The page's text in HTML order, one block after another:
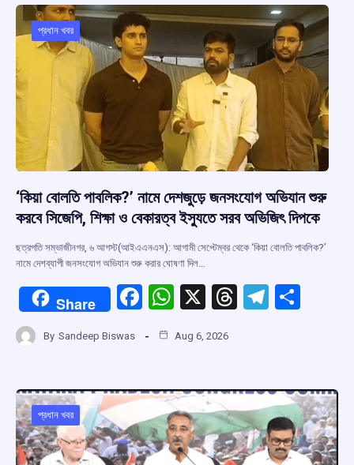
প্রধান খবর
‘কিয়া বোলতি পাবলিক?’ নামে দেশজুড়ে জনসংযোগ অভিযান শুরু
করবে সিজেপি, শিক্ষা ও বেকারত্ব ইস্যুতে সরব অভিজিৎ দিপকে
ছত্রপতি সম্ভাজীনগর, ৬ আগস্ট(আইএএনএস): আগামী সেপ্টেম্বর থেকে ‘কিয়া বোলতি পাবলিক?’
নামে দেশব্যাপী জনসংযোগ অভিযান শুরু করার ঘোষণা দিল…
Share
F
ce
o
o
k
W
at
A
p
p
X
T
d
s
T
a
m
By Sandeep Biswas Aug 6, 2026
প্রধান খবর